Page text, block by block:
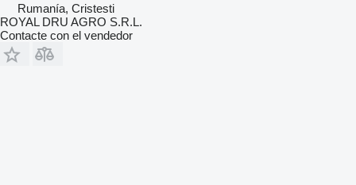
Rumanía, Cristesti
ROYAL DRU AGRO S.R.L.
Contacte con el vendedor